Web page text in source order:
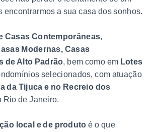
encontrarmos a sua casa dos sonhos.
Casas Contemporâneas,
Modernas, Casas
de Alto Padrão, bem como em Lotes
selecionados, com atuação
da Tijuca e no Recreio dos
Rio de Janeiro.
local e de produtoé o que